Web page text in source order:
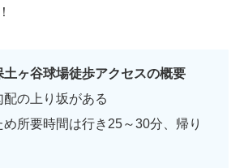
ヶ谷球場徒歩アクセスの概要
の上り坂がある
所要時間は行き25～30分、帰り